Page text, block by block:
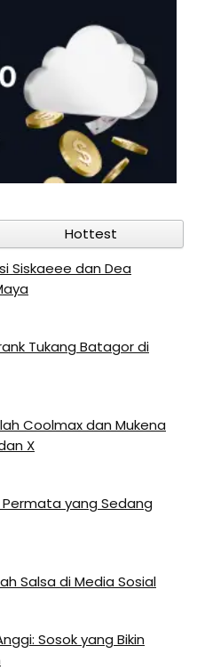
Hottest
Siskaeee dan Dea
Tukang Batagor di
Coolmax dan Mukena
X
yang Sedang
Salsa di Media Sosial
Sosok yang Bikin